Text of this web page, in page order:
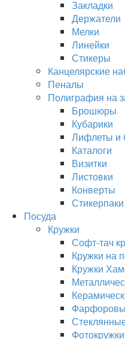
Закладки
Держатели
Мелки
Линейки
Стикеры
Канцелярские
Пеналы
Полиграфия на
Брошюры
Кубарики
Лифлеты и
Каталоги
Визитки
Листовки
Конверты
Стикерпаки
Посуда
Кружки
Софт-тач
Кружки на
Кружки